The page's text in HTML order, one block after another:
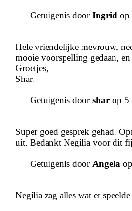
Getuigenis doorIngrid op
Hele vriendelijke mevrouw,
mooie voorspelling gedaan,
Groetjes,
Shar.
Getuigenis doorshar op 5
Super goed gesprek gehad.
uit. Bedankt Negilia voor dit
Getuigenis doorAngela
Negilia zag alles wat er